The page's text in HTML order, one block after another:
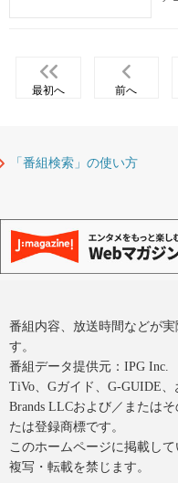
最初へ 前へ
「番組検索」の使い方
番組内容、放送時間などが
す。
番組データ提供元：IPG Inc.
TiVo、Gガイド、G-GUIDE
Brands LLCおよび／または
たは登録商標です。
このホームページに掲載し
複写・転載を禁じます。